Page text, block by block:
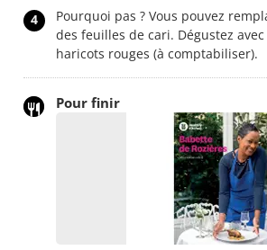
4
Pourquoi pas ? Vous pouvez
des feuilles de cari. Dégustez
haricots rouges (à comptabiliser).
Pour finir